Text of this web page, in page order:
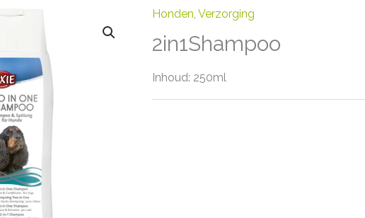
Honden,Verzorging
2in1Shampoo
Inhoud: 250ml